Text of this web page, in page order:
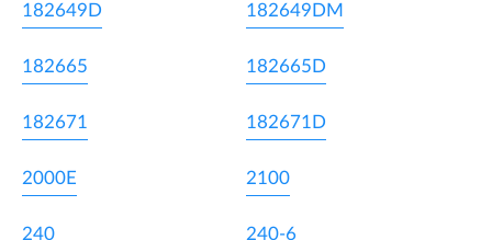
182649D 182649DM
182665 182665D
182671 182671D
2000E 2100
240 240-6